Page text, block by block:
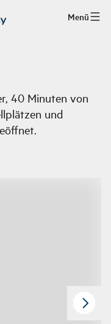
Menü
40 Minuten von
und